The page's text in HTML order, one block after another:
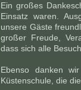
Ein großes
Einsatz waren.
unsere Gäste
großer Freude,
dass sich alle
Ebenso danken
Küstenschule, die